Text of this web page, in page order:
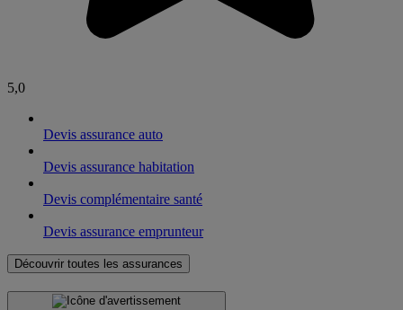
5,0
Devis assurance auto
Devis assurance habitation
Devis complémentaire santé
Devis assurance emprunteur
Découvrir toutes les assurances